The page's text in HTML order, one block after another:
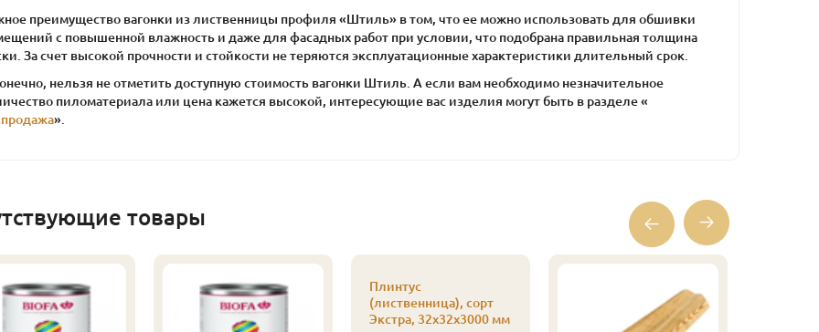
преимущество вагонки из лиственницы профиля «Штиль» в том, что ее можно использовать для обшивки
с повышенной влажность и даже для фасадных работ при условии, что подобрана правильная толщина
За счет высокой прочности и стойкости не теряются эксплуатационные характеристики длительный срок.
нельзя не отметить доступную стоимость вагонки Штиль. А если вам необходимо незначительное
пиломатериала или цена кажется высокой, интересующие вас изделия могут быть в разделе «
».
товары
Плинтус
(лиственница), сорт
Экстра, 32х32х3000 мм